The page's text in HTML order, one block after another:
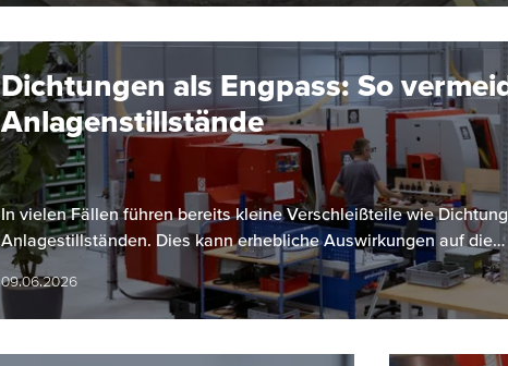
Dichtungen als Engpass: So
Anlagenstillstände
In vielen Fällen führen bereits kleine Verschleißteile wie
Anlagestillständen. Dies kann erhebliche Auswirkungen auf die…
09.06.2026